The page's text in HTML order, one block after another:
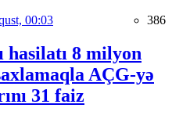
00:03 386
hasilatı 8 milyon
AÇG-yə
31 faiz